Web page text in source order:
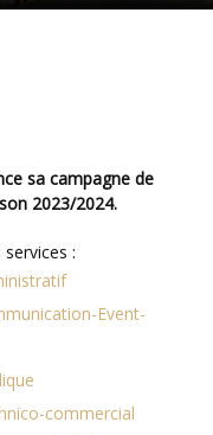
2023/2024.
:
Event-
commercial